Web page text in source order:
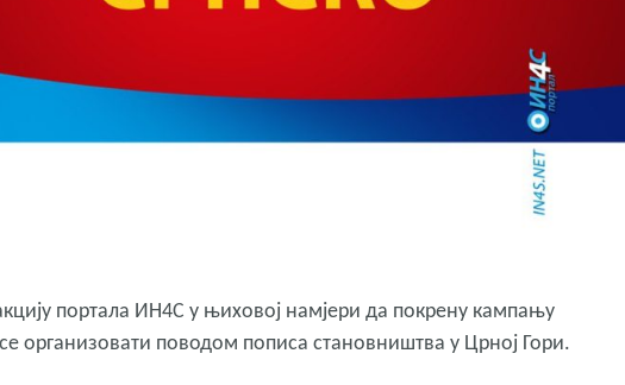
портала ИН4С у њиховој намјери да покрену кампању
организовати поводом пописа становништва у Црној Гори.